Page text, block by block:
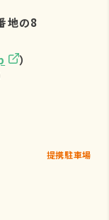
に提
判断に
場合
ない
ださ
地の8
）
提携駐車場